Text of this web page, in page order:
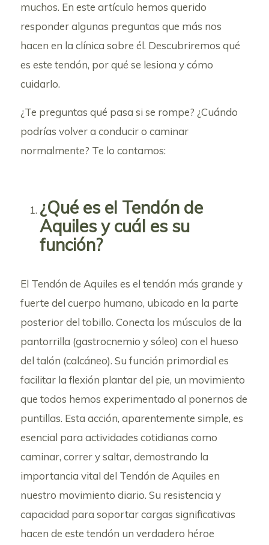
muchos. En este artículo hemos querido
responder algunas preguntas que más nos
hacen en la clínica sobre él. Descubriremos qué
es este tendón, por qué se lesiona y cómo
cuidarlo.
¿Te preguntas qué pasa si se rompe? ¿Cuándo
podrías volver a conducir o caminar
normalmente? Te lo contamos:
¿Qué es el Tendón de
Aquiles y cuál es su
función?
El Tendón de Aquiles es el tendón más grande y
fuerte del cuerpo humano, ubicado en la parte
posterior del tobillo. Conecta los músculos de la
pantorrilla (gastrocnemio y sóleo) con el hueso
del talón (calcáneo). Su función primordial es
facilitar la flexión plantar del pie, un movimiento
que todos hemos experimentado al ponernos de
puntillas. Esta acción, aparentemente simple, es
esencial para actividades cotidianas como
caminar, correr y saltar, demostrando la
importancia vital del Tendón de Aquiles en
nuestro movimiento diario. Su resistencia y
capacidad para soportar cargas significativas
hacen de este tendón un verdadero héroe